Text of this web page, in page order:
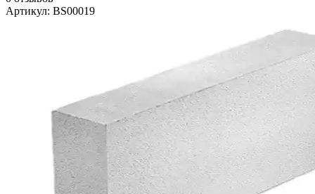
Артикул: BS00019